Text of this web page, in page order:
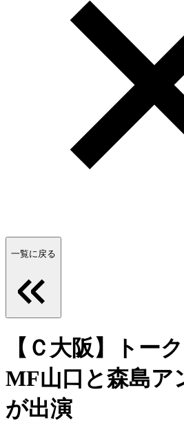
一覧に戻る
【Ｃ大阪】トー
MF山口と森島ア
が出演